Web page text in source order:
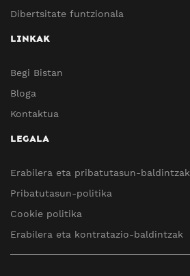
Dibertsitate funtzionala
LINKAK
Begi Bistan
Bloga
Kontaktua
LEGALA
Erabilera eta pribatutasun-baldintzak
Pribatutasun-politika
Cookie politika
Erabilera eta kontratazio-baldintzak